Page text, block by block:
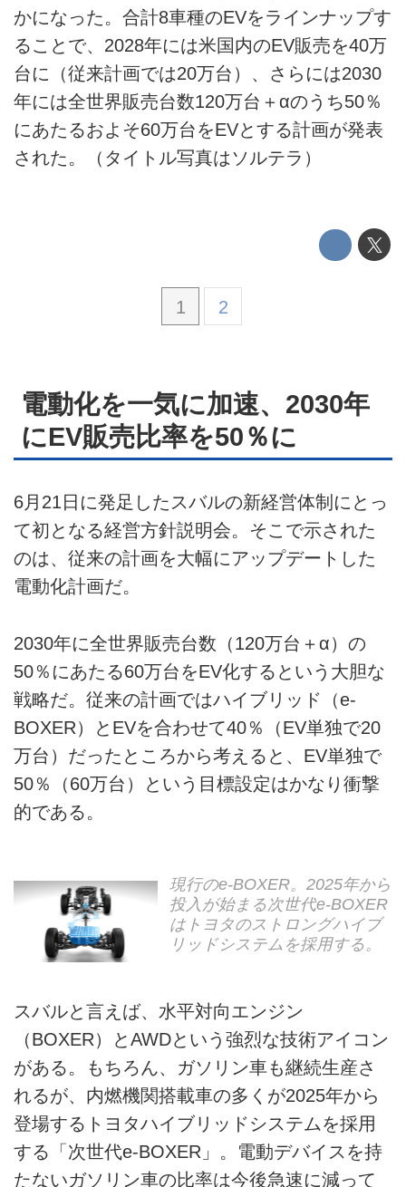
プライバシーポリシー
ライター名簿
お問い合せ
広告掲載について
かになった。合計8車種のEVをラインナップす
ることで、2028年には米国内のEV販売を40万
台に（従来計画では20万台）、さらには2030
年には全世界販売台数120万台＋αのうち50％
にあたるおよそ60万台をEVとする計画が発表
された。（タイトル写真はソルテラ）
1 2
電動化を一気に加速、2030年
にEV販売比率を50％に
6月21日に発足したスバルの新経営体制にとっ
て初となる経営方針説明会。そこで示された
のは、従来の計画を大幅にアップデートした
電動化計画だ。
2030年に全世界販売台数（120万台＋α）の
50％にあたる60万台をEV化するという大胆な
戦略だ。従来の計画ではハイブリッド（e-
BOXER）とEVを合わせて40％（EV単独で20
万台）だったところから考えると、EV単独で
50％（60万台）という目標設定はかなり衝撃
的である。
現行のe-BOXER。2025年から
投入が始まる次世代e-BOXER
はトヨタのストロングハイブ
リッドシステムを採用する。
スバルと言えば、水平対向エンジン
（BOXER）とAWDという強烈な技術アイコン
がある。もちろん、ガソリン車も継続生産さ
れるが、内燃機関搭載車の多くが2025年から
登場するトヨタハイブリッドシステムを採用
する「次世代e-BOXER」。電動デバイスを持
たないガソリン車の比率は今後急速に減って